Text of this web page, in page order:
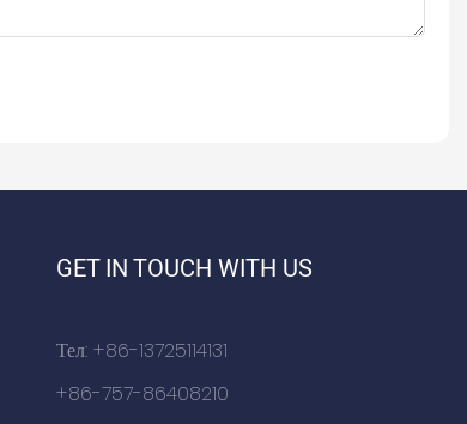
GET IN TOUCH WITH US
Тел: +86-13725114131
+86-757-86408210